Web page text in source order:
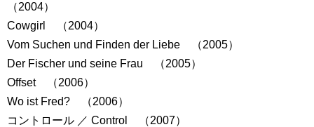
（2004）
Cowgirl （2004）
Vom Suchen und Finden der Liebe （2005）
Der Fischer und seine Frau （2005）
Offset （2006）
Wo ist Fred? （2006）
コントロール ／ Control （2007）